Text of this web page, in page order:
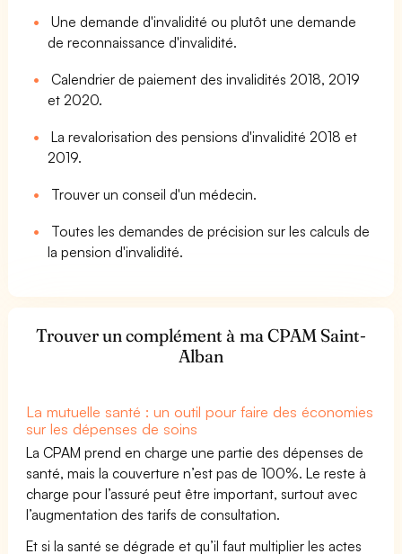
Une demande d'invalidité ou plutôt une demande
de reconnaissance d'invalidité.
Calendrier de paiement des invalidités 2018, 2019
et 2020.
La revalorisation des pensions d'invalidité 2018 et
2019.
Trouver un conseil d'un médecin.
Toutes les demandes de précision sur les calculs de
la pension d'invalidité.
Trouver un complément à ma CPAM Saint-
Alban
La mutuelle santé : un outil pour faire des économies
sur les dépenses de soins
La CPAM prend en charge une partie des dépenses de
santé, mais la couverture n’est pas de 100%. Le reste à
charge pour l’assuré peut être important, surtout avec
l’augmentation des tarifs de consultation.
Et si la santé se dégrade et qu’il faut multiplier les actes